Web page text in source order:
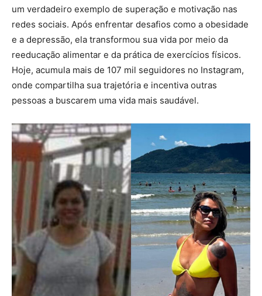
um verdadeiro exemplo de superação e motivação nas
redes sociais. Após enfrentar desafios como a obesidade
e a depressão, ela transformou sua vida por meio da
reeducação alimentar e da prática de exercícios físicos.
Hoje, acumula mais de 107 mil seguidores no Instagram,
onde compartilha sua trajetória e incentiva outras
pessoas a buscarem uma vida mais saudável.